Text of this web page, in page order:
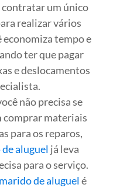
contratar um único
realizar vários
economiza tempo e
ter que pagar
e deslocamentos
não precisa se
comprar materiais
para os reparos,
aluguel já leva
para o serviço.
marido de aluguelé